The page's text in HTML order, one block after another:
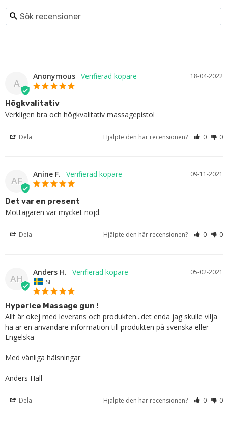
A
18-04-2022
Anonymous
Högkvalitativ
Verkligen bra och högkvalitativ massagepistol
Dela Hjälpte den här recensionen? 0 0
AF
09-11-2021
Anine F.
Det var en present
Mottagaren var mycket nöjd.
Dela Hjälpte den här recensionen? 0 0
AH
05-02-2021
Anders H.
SE
Hyperice Massage gun !
Allt är okej med leverans och produkten...det enda jag skulle vilja
ha är en användare information till produkten på svenska eller
Engelska
Med vänliga hälsningar
Anders Hall
Dela Hjälpte den här recensionen? 0 0